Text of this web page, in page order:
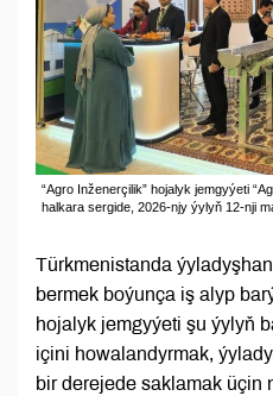
“Agro Inženerçilik” hojalyk jemgyýeti
halkara sergide, 2026-njy ýylyň 12-nji
Türkmenistanda
bermek boýunça iş alyp
hojalyk jemgyýeti şu ýylyň
içini howalandyrmak,
bir derejede saklamak üçin